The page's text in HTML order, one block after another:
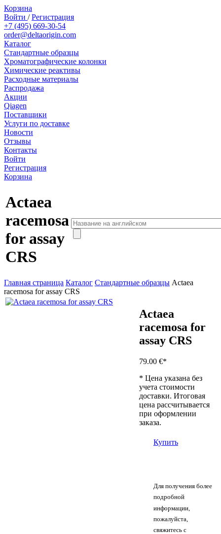
Корзина
Войти /Регистрация
+7 (495) 669-30-54
order@deltaorigin.com
Каталог
Стандартные образцы
Хроматографические колонки
Химические реактивы
Расходные материалы
Распродажа
Акции
Qiagen
Поставщики
Услуги по доставке
Новости
Отзывы
Контакты
Войти
Регистрация
Корзина
Actaea
racemosa
for assay
CRS
Главная страница Каталог Стандартные образцы Actaea
racemosa for assay CRS
Actaea
racemosa for
assay CRS
79.00 €*
* Цена указана без
учета стоимости
доставки. Итоговая
цена рассчитывается
при оформлении
заказа.
Купить
Для получения более
подробной
информации,
пожалуйста,
свяжитесь с